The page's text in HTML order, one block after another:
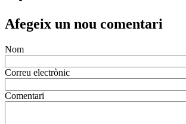
Afegeix un nou comentari
Nom
Correu electrònic
Comentari